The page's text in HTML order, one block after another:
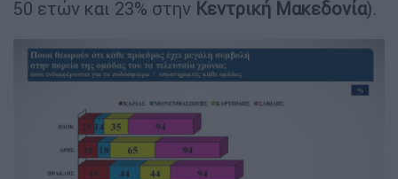
50 ετών και 23% στην Κεντρική Μακεδονία).